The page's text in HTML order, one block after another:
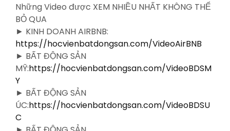
Những Video được XEM NHIỀU NHẤT KHÔNG THỂ
BỎ QUA
► KINH DOANH AIRBNB:
https://hocvienbatdongsan.com/VideoAirBNB
► BẤT ĐỘNG SẢN
MỸ:https://hocvienbatdongsan.com/VideoBDSM
Y
► BẤT ĐỘNG SẢN
ÚC:https://hocvienbatdongsan.com/VideoBDSU
C